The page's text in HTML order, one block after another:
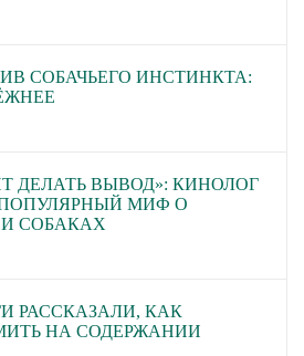
СОБАЧЬЕГО ИНСТИНКТА:
ДЕЛАТЬ ВЫВОД»: КИНОЛОГ
ПОПУЛЯРНЫЙ МИФ О
СОБАКАХ
РАССКАЗАЛИ, КАК
НА СОДЕРЖАНИИ